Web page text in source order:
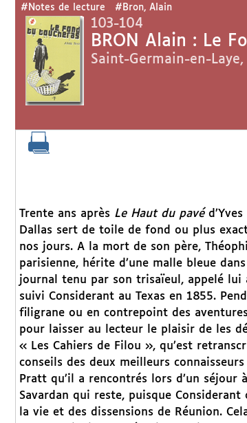
#Notes de lecture #Bron, Alain
103-104
BRON Alain : Le
Saint-Germain-en-
Trente ans après Le Haut du pavé
Dallas sert de toile de fond ou plus
nos jours. A la mort de son père,
parisienne, hérite d’une malle bleue
journal tenu par son trisaïeul, appelé lui
suivi Considerant au Texas en 1855.
filigrane ou en contrepoint des
pour laisser au lecteur le plaisir de les
« Les Cahiers de Filou », qu’est
conseils des deux meilleurs
Pratt qu’il a rencontrés lors d’un séjour
Savardan qui reste, puisque
la vie et des dissensions de Réunion.